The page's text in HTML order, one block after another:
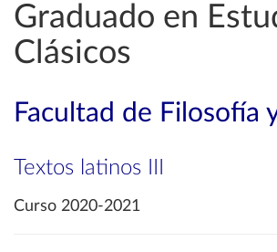
Graduado en
Clásicos
Facultad de Filosofía
Textos latinos III
Curso 2020-2021